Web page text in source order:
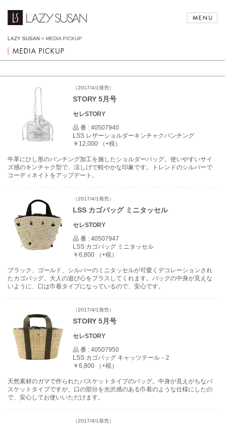
LAZY SUSAN > MEDIA PICKUP
（2017/4/1発売）
STORY 5月号
セレSTORY
品 番 : 40507940
LSS レザーショルダーキンチャクパンチング
￥12,000 （+税）
牛革にひし形のパンチング加工を施したショルダーバッグ。使いやすいサイ
ズ感のキンチャク型で、涼しげで軽やかな印象です。トレンドのシルバーで
コーディネイトをアップデート。
（2017/4/1発売）
LSS カゴバッグ ミニタッセル
セレSTORY
品 番 : 40507947
LSS カゴバッグ ミニタッセル
￥6,800 （+税）
ブラック、ゴールド、シルバーのミニタッセルが可愛くデコレーションされ
たカゴバッグ。大人の遊び心をプラスしてくれます。バッグの中身が見えな
いように、口は巾着タイプになっているので、安心です。
（2017/4/1発売）
STORY 5月号
セレSTORY
品 番 : 40507950
LSS カゴバッグ キャッツテール－2
￥6,800 （+税）
天然素材のガマで作られたバスケットタイプのバッグ。中身が見えがちなバ
スケットタイプですが、口の部分を光沢感のある巾着のような仕様にしたの
で、安心してお使いいただけます。
（2017/4/1発売）